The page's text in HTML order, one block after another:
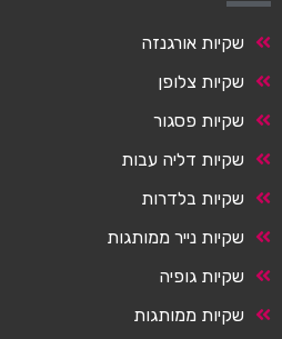
שקיות אורגנזה
שקיות צלופן
שקיות פסגור
שקיות דליה עבות
שקיות בלדרות
שקיות נייר ממותגות
שקיות גופיה
שקיות ממותגות